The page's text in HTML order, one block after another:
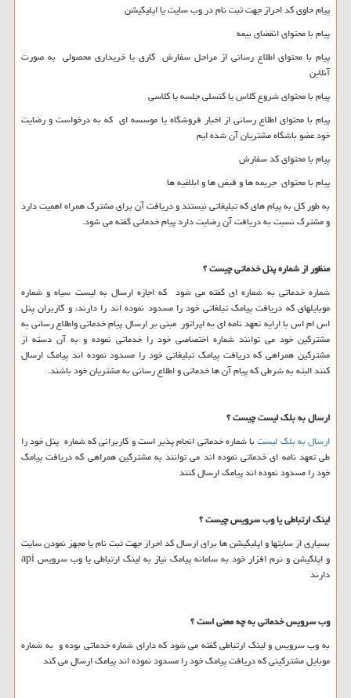
پیام حاوی کد احراز جهت ثبت نام در وب سایت یا اپلیکیشن
پیام با محتوای انقضای بیمه
پیام با محتوای اطلاع رسانی از مراحل سفارش کاری یا خریداری محصولی به صورت
آنلاین
پیام با محتوای شروع کلاس یا کنسلی جلسه یا کلاسی
پیام با محتوای اطلاع رسانی از اخبار فروشگاه یا موسسه ای که به درخواست و رضایت
خود عضو باشگاه مشتریان آن شده ایم
پیام با محتوای کد سفارش
پیام با محتوای جریمه ها و قبض ها و ابلاغیه ها
به طور کل به پیام های که تبلیغاتی نیستند و دریافت آن برای مشترک همراه اهمیت دارد
و مشترک نسبت به دریافت آن رضایت دارد پیام خدماتی گفته می شود.
منظور از شماره پنل خدماتی چیست ؟
شماره خدماتی به شماره ای گفته می شود که اجازه ارسال به لیست سیاه و شماره
موبایلهای که دریافت پیامک تبلغاتی خود را مسدود نموده اند را دارند، و کاربران پنل
اس ام اس با ارایه تعهد نامه ای به اپراتور مبنی بر ارسال پیام خدماتی واطلاع رسانی به
مشترکین خود می توانند شماره اختصاصی خود را خدماتی نموده و به آن دسته از
مشترکین همراهی که دریافت پیامک تبلیغاتی خود را مسدود نموده اند پیامک ارسال
کنند البته به شرطی که پیام آن ها خدماتی و اطلاع رسانی به مشتریان خود باشند.
ارسال به بلک لیست چیست ؟
ارسال به بلک لیستبا شماره خدماتی انجام پذیر است و کاربرانی که شماره پنل خود را
طی تعهد نامه ای خدماتی نموده اند می توانند به مشترکین همراهی که دریافت پیامک
خود را مسدود نموده اند پیامک ارسال کنند
لینک ارتباطی یا وب سرویس چیست ؟
بسیاری از سایتها و اپلیکیشن ها برای ارسال کد احراز جهت ثبت نام یا مجهز نمودن سایت
و اپلکیشن و نرم افزار خود به سامانه پیامک نیاز به لینک ارتباطی یا وب سرویسapi
دارند
وب سرویس خدماتی به چه معنی است ؟
به وب سرویس و لینک ارتباطی گفته می شود که دارای شماره خدماتی بوده و به شماره
موبایل مشترکینی که دریافت پیامک خود را مسدود نموده اند پیامک ارسال می کند